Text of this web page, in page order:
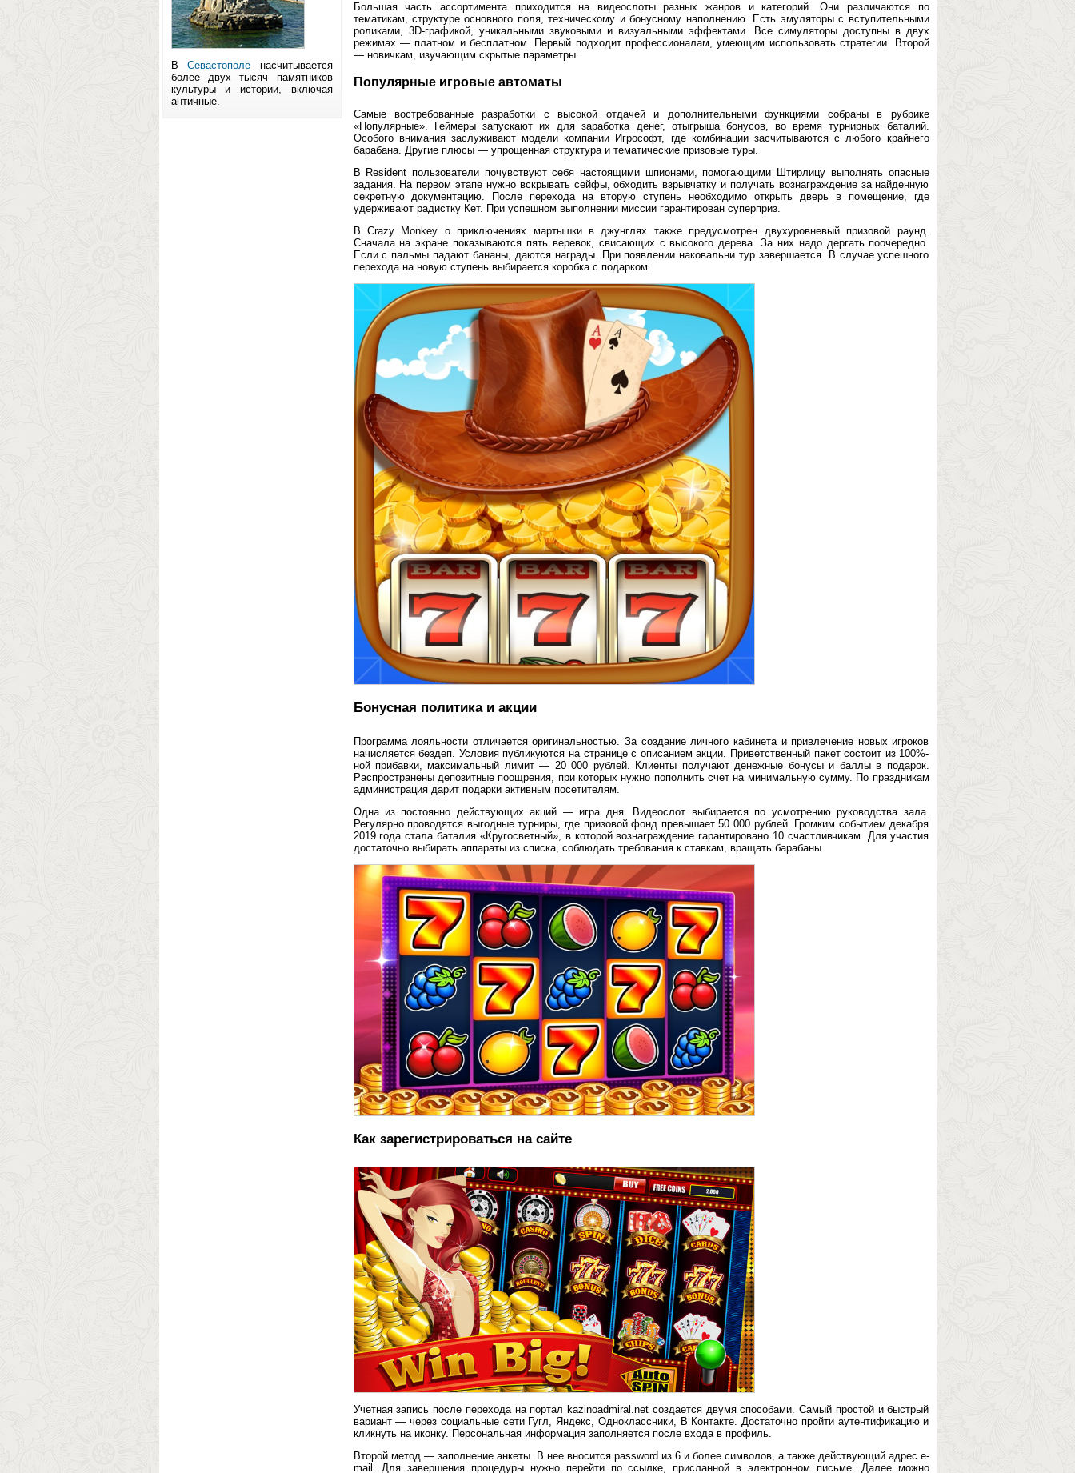
В Севастополе насчитывается
более двух тысяч памятников
культуры и истории, включая
античные.
Большая часть ассортимента приходится на видеослоты разных жанров и категорий. Они различаются по
тематикам, структуре основного поля, техническому и бонусному наполнению. Есть эмуляторы с вступительными
роликами, 3D-графикой, уникальными звуковыми и визуальными эффектами. Все симуляторы доступны в двух
режимах — платном и бесплатном. Первый подходит профессионалам, умеющим использовать стратегии. Второй
— новичкам, изучающим скрытые параметры.
Популярные игровые автоматы
Самые востребованные разработки с высокой отдачей и дополнительными функциями собраны в рубрике
«Популярные». Геймеры запускают их для заработка денег, отыгрыша бонусов, во время турнирных баталий.
Особого внимания заслуживают модели компании Игрософт, где комбинации засчитываются с любого крайнего
барабана. Другие плюсы — упрощенная структура и тематические призовые туры.
В Resident пользователи почувствуют себя настоящими шпионами, помогающими Штирлицу выполнять опасные
задания. На первом этапе нужно вскрывать сейфы, обходить взрывчатку и получать вознаграждение за найденную
секретную документацию. После перехода на вторую ступень необходимо открыть дверь в помещение, где
удерживают радистку Кет. При успешном выполнении миссии гарантирован суперприз.
В Crazy Monkey о приключениях мартышки в джунглях также предусмотрен двухуровневый призовой раунд.
Сначала на экране показываются пять веревок, свисающих с высокого дерева. За них надо дергать поочередно.
Если с пальмы падают бананы, даются награды. При появлении наковальни тур завершается. В случае успешного
перехода на новую ступень выбирается коробка с подарком.
Бонусная политика и акции
Программа лояльности отличается оригинальностью. За создание личного кабинета и привлечение новых игроков
начисляется бездеп. Условия публикуются на странице с описанием акции. Приветственный пакет состоит из 100%-
ной прибавки, максимальный лимит — 20 000 рублей. Клиенты получают денежные бонусы и баллы в подарок.
Распространены депозитные поощрения, при которых нужно пополнить счет на минимальную сумму. По праздникам
администрация дарит подарки активным посетителям.
Одна из постоянно действующих акций — игра дня. Видеослот выбирается по усмотрению руководства зала.
Регулярно проводятся выгодные турниры, где призовой фонд превышает 50 000 рублей. Громким событием декабря
2019 года стала баталия «Кругосветный», в которой вознаграждение гарантировано 10 счастливчикам. Для участия
достаточно выбирать аппараты из списка, соблюдать требования к ставкам, вращать барабаны.
Как зарегистрироваться на сайте
Учетная запись после перехода на портал kazinoadmiral.net создается двумя способами. Самый простой и быстрый
вариант — через социальные сети Гугл, Яндекс, Одноклассники, В Контакте. Достаточно пройти аутентификацию и
кликнуть на иконку. Персональная информация заполняется после входа в профиль.
Второй метод — заполнение анкеты. В нее вносится password из 6 и более символов, а также действующий адрес e-
mail. Для завершения процедуры нужно перейти по ссылке, присланной в электронном письме. Далее можно